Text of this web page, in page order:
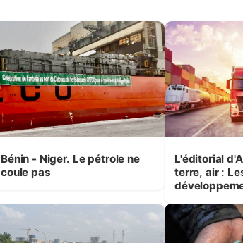
Bénin - Niger. Le pétrole ne
coule pas
L'éditorial
terre, air :